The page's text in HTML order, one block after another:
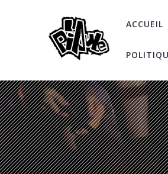
ACCUEIL